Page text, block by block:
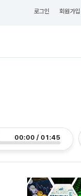
로그인 회원가입
00:00 / 01:45